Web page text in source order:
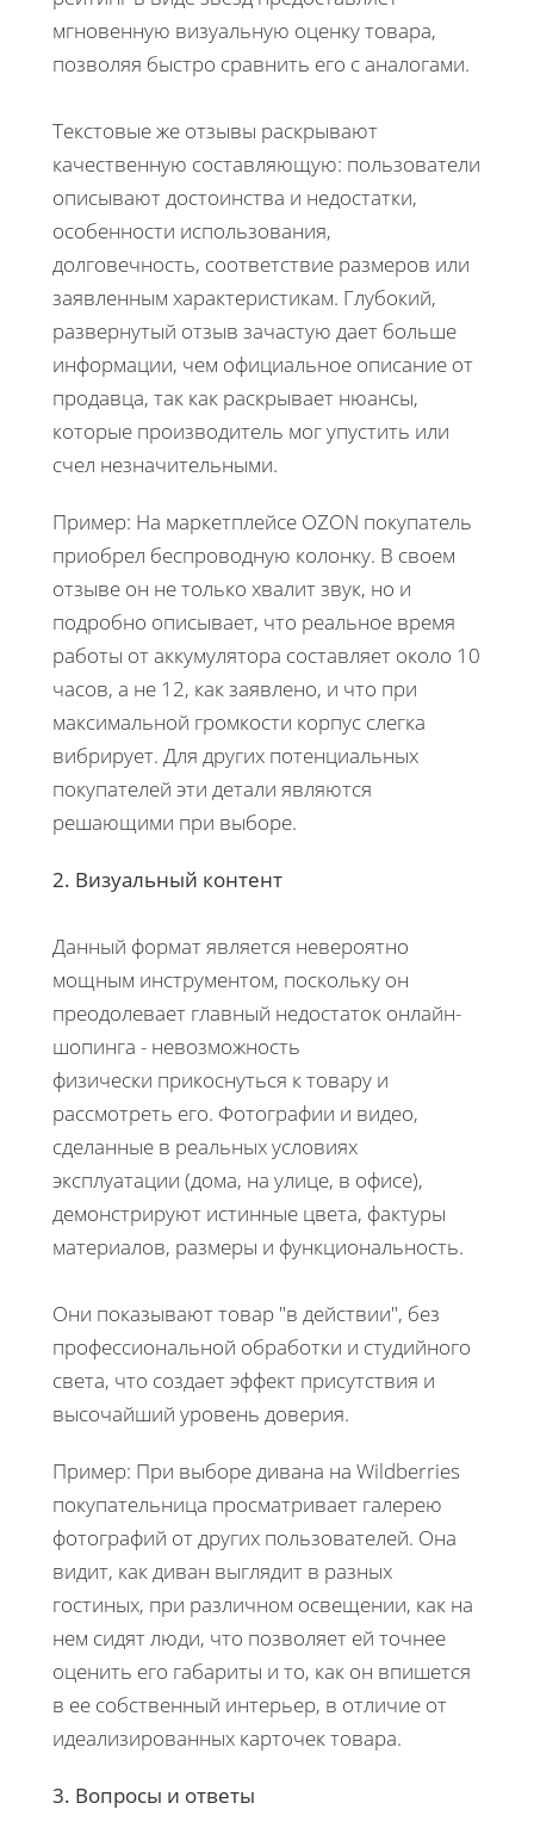
мгновенную визуальную оценку товара,
позволяя быстро сравнить его с аналогами.
Текстовые же отзывы раскрывают
качественную составляющую: пользователи
описывают достоинства и недостатки,
особенности использования,
долговечность, соответствие размеров или
заявленным характеристикам. Глубокий,
развернутый отзыв зачастую дает больше
информации, чем официальное описание от
продавца, так как раскрывает нюансы,
которые производитель мог упустить или
счел незначительными.
Пример: На маркетплейсе OZON покупатель
приобрел беспроводную колонку. В своем
отзыве он не только хвалит звук, но и
подробно описывает, что реальное время
работы от аккумулятора составляет около 10
часов, а не 12, как заявлено, и что при
максимальной громкости корпус слегка
вибрирует. Для других потенциальных
покупателей эти детали являются
решающими при выборе.
2. Визуальный контент
Данный формат является невероятно
мощным инструментом, поскольку он
преодолевает главный недостаток онлайн-
шопинга - невозможность
физически прикоснуться к товару и
рассмотреть его. Фотографии и видео,
сделанные в реальных условиях
эксплуатации (дома, на улице, в офисе),
демонстрируют истинные цвета, фактуры
материалов, размеры и функциональность.
Они показывают товар "в действии", без
профессиональной обработки и студийного
света, что создает эффект присутствия и
высочайший уровень доверия.
Пример: При выборе дивана на Wildberries
покупательница просматривает галерею
фотографий от других пользователей. Она
видит, как диван выглядит в разных
гостиных, при различном освещении, как на
нем сидят люди, что позволяет ей точнее
оценить его габариты и то, как он впишется
в ее собственный интерьер, в отличие от
идеализированных карточек товара.
3. Вопросы и ответы